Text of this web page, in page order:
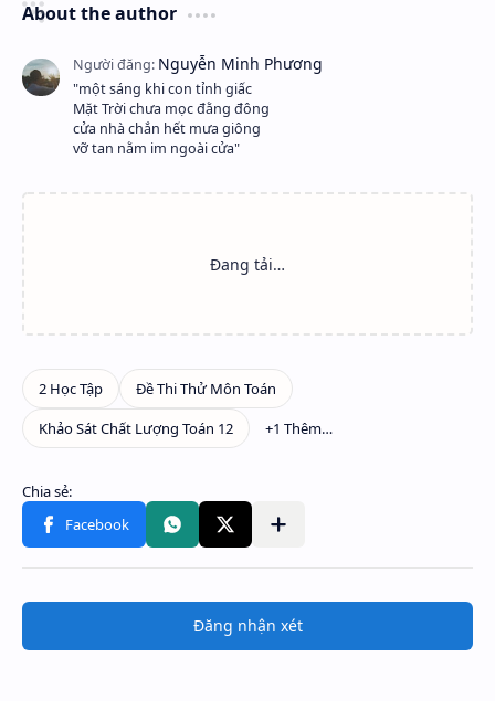
About the author
"một sáng khi con tỉnh giấc
Mặt Trời chưa mọc đằng đông
cửa nhà chắn hết mưa giông
vỡ tan nằm im ngoài cửa"
Đăng nhận xét